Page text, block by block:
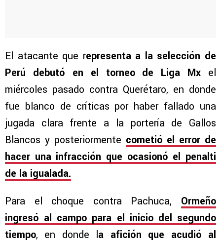
El atacante que representa a la selección de
Perú debutó en el torneo de Liga Mx el
miércoles pasado contra Querétaro, en donde
fue blanco de críticas por haber fallado una
jugada clara frente a la portería de Gallos
Blancos y posteriormente cometió el error de
hacer una infracción que ocasionó el penalti
de la igualada.
Para el choque contra Pachuca, Ormeño
ingresó al campo para el inicio del segundo
tiempo, en donde la afición que acudió al